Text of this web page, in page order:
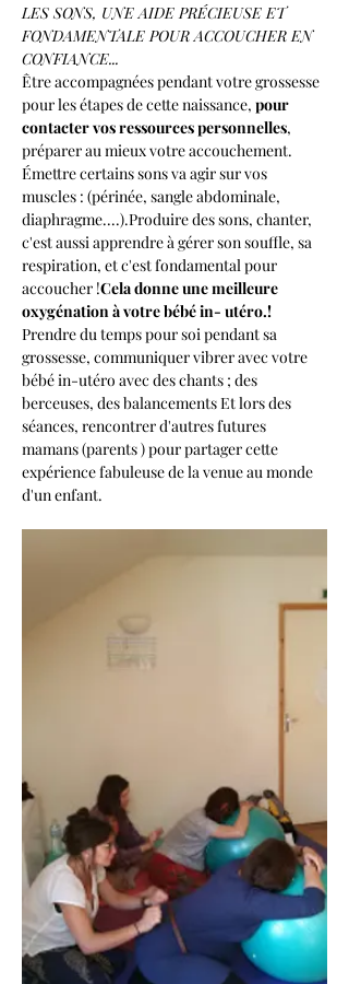
LES SONS, UNE AIDE PRÉCIEUSE ET
FONDAMENTALE POUR ACCOUCHER EN
CONFIANCE...
Être accompagnées pendant votre grossesse
pour les étapes de cette naissance, pour
contacter vos ressources personnelles,
préparer au mieux votre accouchement.
Émettre certains sons va agir sur vos
muscles : (périnée, sangle abdominale,
diaphragme....).Produire des sons, chanter,
c'est aussi apprendre à gérer son souffle, sa
respiration, et c'est fondamental pour
accoucher !Cela donne une meilleure
oxygénation à votre bébé in- utéro.!
Prendre du temps pour soi pendant sa
grossesse, communiquer vibrer avec votre
bébé in-utéro avec des chants ; des
berceuses, des balancements Et lors des
séances, rencontrer d'autres futures
mamans (parents ) pour partager cette
expérience fabuleuse de la venue au monde
d'un enfant.